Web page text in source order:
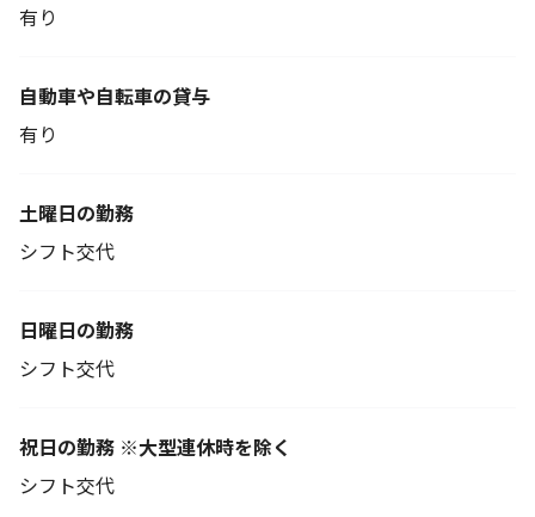
有り
自動車や自転車の貸与
有り
土曜日の勤務
シフト交代
日曜日の勤務
シフト交代
祝日の勤務 ※大型連休時を除く
シフト交代